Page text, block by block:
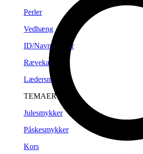
Perler
Vedhæng
ID/Navneplader
Rævekæder
Lædersnørre
TEMAER
Julesmykker
Påskesmykker
Kors